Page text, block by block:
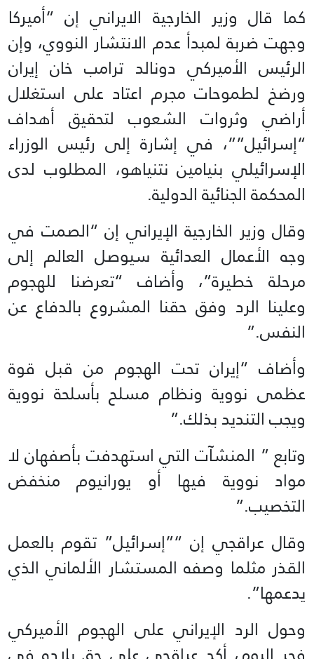
كما قال وزير الخارجية الايراني إن “أميركا
وجهت ضربة لمبدأ عدم الانتشار النووي، وإن
الرئيس الأميركي دونالد ترامب خان إيران
ورضخ لطموحات مجرم اعتاد على استغلال
أراضي وثروات الشعوب لتحقيق أهداف
“إسرائيل””، في إشارة إلى رئيس الوزراء
الإسرائيلي بنيامين نتنياهو، المطلوب لدى
المحكمة الجنائية الدولية.
وقال وزير الخارجية الإيراني إن “الصمت في
وجه الأعمال العدائية سيوصل العالم إلى
مرحلة خطيرة”، وأضاف “تعرضنا للهجوم
وعلينا الرد وفق حقنا المشروع بالدفاع عن
النفس.”
وأضاف “إيران تحت الهجوم من قبل قوة
عظمى نووية ونظام مسلح بأسلحة نووية
ويجب التنديد بذلك.”
وتابع ” المنشآت التي استهدفت بأصفهان لا
مواد نووية فيها أو يورانيوم منخفض
التخصيب.”
وقال عراقجي إن “”إسرائيل” تقوم بالعمل
القذر مثلما وصفه المستشار الألماني الذي
يدعمها”.
وحول الرد الإيراني على الهجوم الأميركي